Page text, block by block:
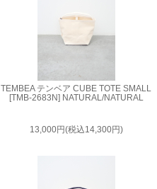
TEMBEA テンベア CUBE TOTE SMALL
[TMB-2683N] NATURAL/NATURAL
13,000円(税込14,300円)